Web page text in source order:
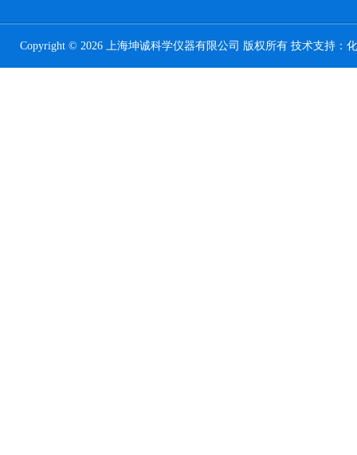
Copyright © 2026 上海坤诚科学仪器有限公司 版权所有 技术支持：